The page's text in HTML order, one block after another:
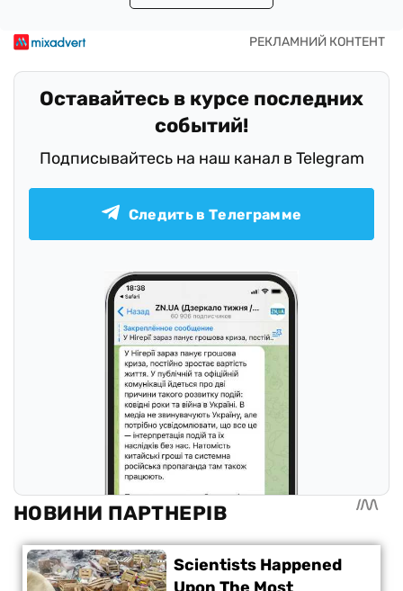
Оставайтесь в курсе последних
событий!
Подписывайтесь на наш канал в Telegram
Следить в Телеграмме